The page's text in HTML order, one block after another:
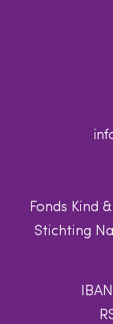
Fonds Kind
Stichting